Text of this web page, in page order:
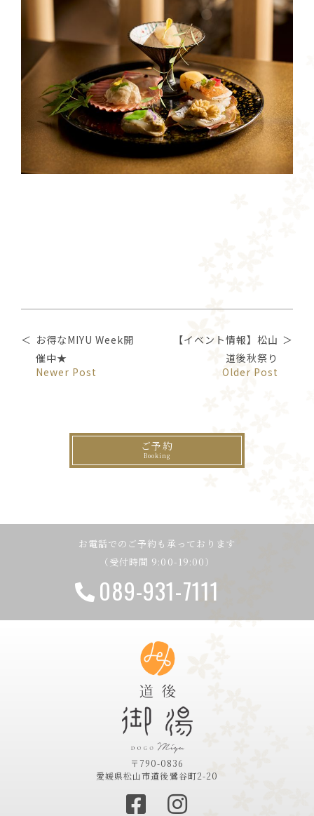
お得なMIYU Week開
催中★
Newer Post
【イベント情報】松山
道後秋祭り
Older Post
ご予約
お電話でのご予約も承っております
（受付時間 9:00-19:00）
089-931-7111
〒790-0836
愛媛県松山市道後鷺谷町2-20